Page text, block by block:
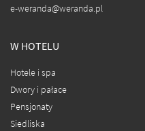
e-weranda@weranda.pl
W HOTELU
Hotele i spa
Dwory i pałace
Pensjonaty
Siedliska